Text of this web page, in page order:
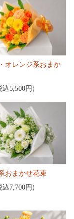
オレンジ系おまか
込5,500円)
おまかせ花束
込7,700円)